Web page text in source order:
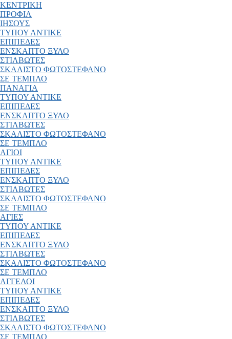
ΚΕΝΤΡΙΚΗ
ΠΡΟΦΙΛ
ΙΗΣΟΥΣ
ΤΥΠΟΥ ΑΝΤΙΚΕ
ΕΠΙΠΕΔΕΣ
ΕΝΣΚΑΠΤΟ ΞΥΛΟ
ΣΤΙΛΒΩΤΕΣ
ΣΚΑΛΙΣΤΟ ΦΩΤΟΣΤΕΦΑΝΟ
ΣΕ ΤΕΜΠΛΟ
ΠΑΝΑΓΙΑ
ΤΥΠΟΥ ΑΝΤΙΚΕ
ΕΠΙΠΕΔΕΣ
ΕΝΣΚΑΠΤΟ ΞΥΛΟ
ΣΤΙΛΒΩΤΕΣ
ΣΚΑΛΙΣΤΟ ΦΩΤΟΣΤΕΦΑΝΟ
ΣΕ ΤΕΜΠΛΟ
ΑΓΙΟΙ
ΤΥΠΟΥ ΑΝΤΙΚΕ
ΕΠΙΠΕΔΕΣ
ΕΝΣΚΑΠΤΟ ΞΥΛΟ
ΣΤΙΛΒΩΤΕΣ
ΣΚΑΛΙΣΤΟ ΦΩΤΟΣΤΕΦΑΝΟ
ΣΕ ΤΕΜΠΛΟ
ΑΓΙΕΣ
ΤΥΠΟΥ ΑΝΤΙΚΕ
ΕΠΙΠΕΔΕΣ
ΕΝΣΚΑΠΤΟ ΞΥΛΟ
ΣΤΙΛΒΩΤΕΣ
ΣΚΑΛΙΣΤΟ ΦΩΤΟΣΤΕΦΑΝΟ
ΣΕ ΤΕΜΠΛΟ
ΑΓΓΕΛΟΙ
ΤΥΠΟΥ ΑΝΤΙΚΕ
ΕΠΙΠΕΔΕΣ
ΕΝΣΚΑΠΤΟ ΞΥΛΟ
ΣΤΙΛΒΩΤΕΣ
ΣΚΑΛΙΣΤΟ ΦΩΤΟΣΤΕΦΑΝΟ
ΣΕ ΤΕΜΠΛΟ